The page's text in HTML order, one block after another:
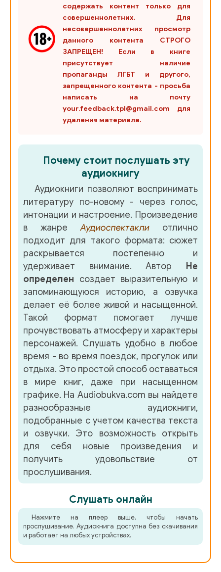
005
013
015
017
019
Гилберт Кийт Честертон - Злой рок семьи Дарнуэй.
003_C1_fr3
004_C2_fr1
005_C2_fr2
006_C2_fr3
007_C2_fr4
009_C2_fr6
Дикинсон Дэвид - Покушение на шедевр
1
содержать контент только для
совершеннолетних. Для
несовершеннолетних просмотр
данного контента СТРОГО
ЗАПРЕЩЕН! Если в книге
присутствует наличие
пропаганды ЛГБТ и другого,
запрещенного контента - просьба
написать на почту
your.feedback.tpl@gmail.com для
удаления материала.
Почему стоит послушать эту
аудиокнигу
Аудиокниги позволяют воспринимать
литературу по-новому - через голос,
интонации и настроение. Произведение
в жанреАудиоспектакли отлично
подходит для такого формата: сюжет
раскрывается постепенно и
удерживает внимание. Автор
Не
определен создает выразительную и
запоминающуюся историю, а озвучка
делает её более живой и насыщенной.
Такой формат помогает лучше
прочувствовать атмосферу и характеры
персонажей. Слушать удобно в любое
время - во время поездок, прогулок или
отдыха. Это простой способ оставаться
в мире книг, даже при насыщенном
графике. На Audiobukva.com вы найдете
разнообразные аудиокниги,
подобранные с учетом качества текста
и озвучки. Это возможность открыть
для себя новые произведения и
получить удовольствие от
прослушивания.
Слушать онлайн
Нажмите на плеер выше, чтобы начать
прослушивание. Аудиокнига доступна без скачивания
и работает на любых устройствах.